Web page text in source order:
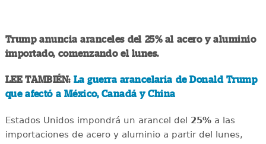
Trump anuncia aranceles del 25% al acero y aluminio
importado, comenzando el lunes.
LEE TAMBIÉN: La guerra arancelaria de Donald Trump
que afectó a México, Canadá y China
Estados Unidos impondrá un arancel del 25%a las
importaciones de acero y aluminio a partir del lunes,